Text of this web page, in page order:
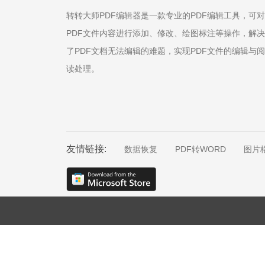
转转大师PDF编辑器是一款专业的PDF编辑工具，可对
PDF文件内容进行添加、修改、绘图标注等操作，解决
了PDF文档无法编辑的难题，实现PDF文件的编辑与阅
读处理。
友情链接: 数据恢复 PDF转WORD 图片